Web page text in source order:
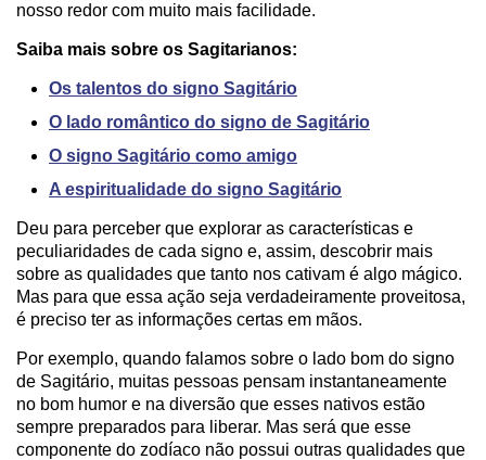
nosso redor com muito mais facilidade.
Saiba mais sobre os Sagitarianos:
Os talentos do signo Sagitário
O lado romântico do signo de Sagitário
O signo Sagitário como amigo
A espiritualidade do signo Sagitário
Deu para perceber que explorar as características e
peculiaridades de cada signo e, assim, descobrir mais
sobre as qualidades que tanto nos cativam é algo mágico.
Mas para que essa ação seja verdadeiramente proveitosa,
é preciso ter as informações certas em mãos.
Por exemplo, quando falamos sobre o lado bom do signo
de Sagitário, muitas pessoas pensam instantaneamente
no bom humor e na diversão que esses nativos estão
sempre preparados para liberar. Mas será que esse
componente do zodíaco não possui outras qualidades que